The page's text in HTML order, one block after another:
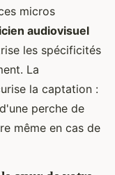
micros
audiovisuel
les spécificités
La
la captation :
perche de
même en cas de